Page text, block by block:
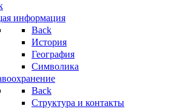
информация
Back
История
География
Символика
Back
Структура и контакты